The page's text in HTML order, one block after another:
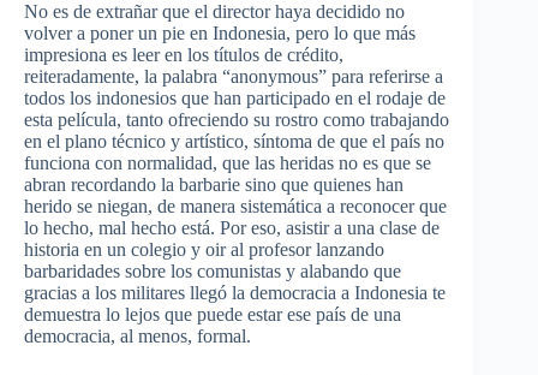
No es de extrañar que el director haya decidido no
volver a poner un pie en Indonesia, pero lo que más
impresiona es leer en los títulos de crédito,
reiteradamente, la palabra “anonymous” para referirse a
todos los indonesios que han participado en el rodaje de
esta película, tanto ofreciendo su rostro como trabajando
en el plano técnico y artístico, síntoma de que el país no
funciona con normalidad, que las heridas no es que se
abran recordando la barbarie sino que quienes han
herido se niegan, de manera sistemática a reconocer que
lo hecho, mal hecho está. Por eso, asistir a una clase de
historia en un colegio y oir al profesor lanzando
barbaridades sobre los comunistas y alabando que
gracias a los militares llegó la democracia a Indonesia te
demuestra lo lejos que puede estar ese país de una
democracia, al menos, formal.